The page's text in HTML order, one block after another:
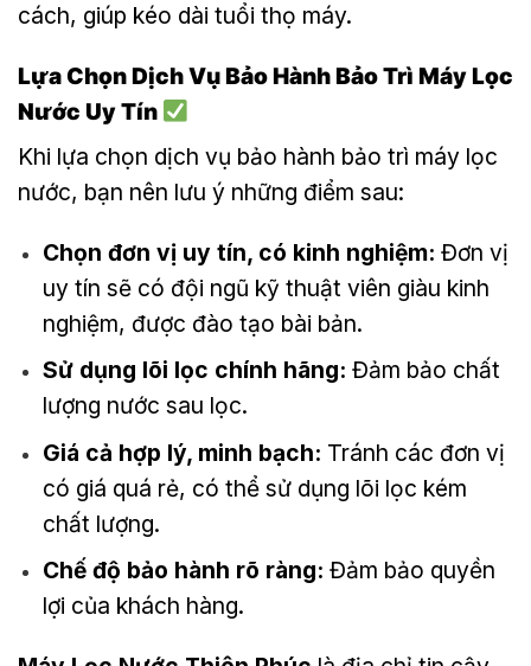
cách, giúp kéo dài tuổi thọ máy.
Lựa Chọn Dịch Vụ Bảo Hành Bảo Trì Máy Lọc
Nước Uy Tín
Khi lựa chọn dịch vụ bảo hành bảo trì máy lọc
nước, bạn nên lưu ý những điểm sau:
Chọn đơn vị uy tín, có kinh nghiệm: Đơn vị
uy tín sẽ có đội ngũ kỹ thuật viên giàu kinh
nghiệm, được đào tạo bài bản.
Sử dụng lõi lọc chính hãng: Đảm bảo chất
lượng nước sau lọc.
Giá cả hợp lý, minh bạch: Tránh các đơn vị
có giá quá rẻ, có thể sử dụng lõi lọc kém
chất lượng.
Chế độ bảo hành rõ ràng: Đảm bảo quyền
lợi của khách hàng.